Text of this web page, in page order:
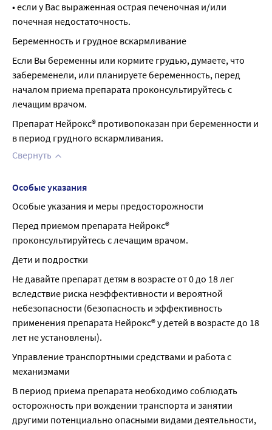
• если у Вас выраженная острая печеночная и/или
почечная недостаточность.
Беременность и грудное вскармливание
Если Вы беременны или кормите грудью, думаете, что
забеременели, или планируете беременность, перед
началом приема препарата проконсультируйтесь с
лечащим врачом.
Препарат Нейрокс® противопоказан при беременности и
в период грудного вскармливания.
Свернуть
Особые указания
Особые указания и меры предосторожности
Перед приемом препарата Нейрокс®
проконсультируйтесь с лечащим врачом.
Дети и подростки
Не давайте препарат детям в возрасте от 0 до 18 лег
вследствие риска неэффективности и вероятной
небезопасности (безопасность и эффективность
применения препарата Нейрокс® у детей в возрасте до 18
лет не установлены).
Управление транспортными средствами и работа с
механизмами
В период приема препарата необходимо соблюдать
осторожность при вождении транспорта и занятии
другими потенциально опасными видами деятельности,